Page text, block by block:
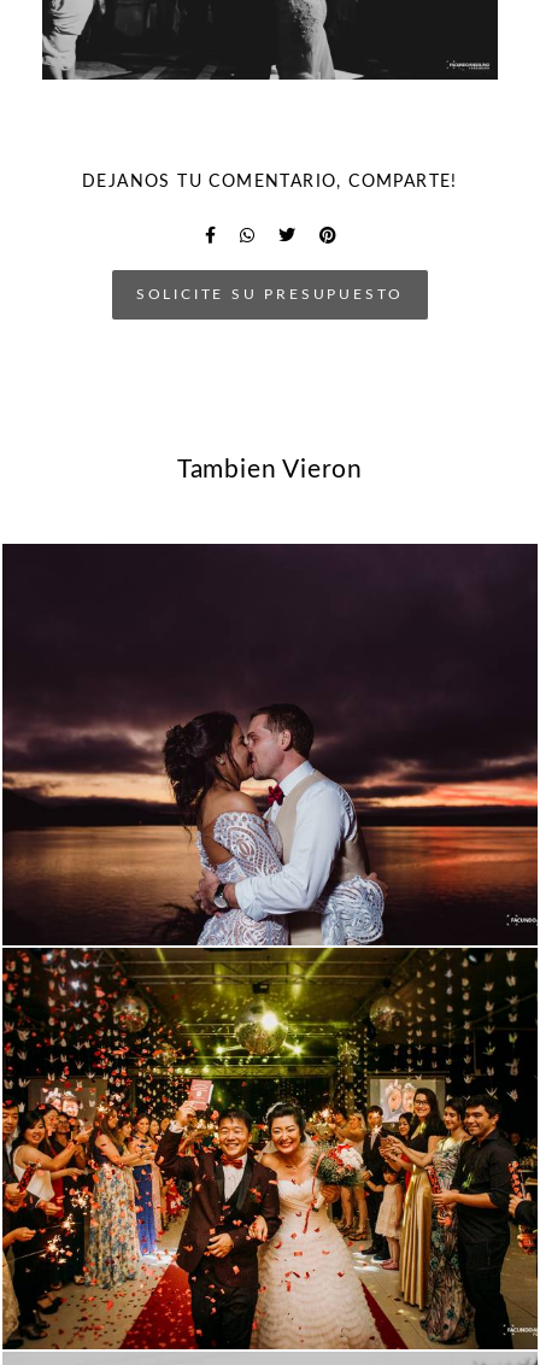
DEJANOS TU COMENTARIO, COMPARTE!
SOLICITE SU PRESUPUESTO
Tambien Vieron
2001 2
2131 5